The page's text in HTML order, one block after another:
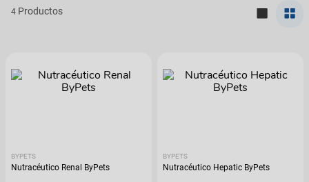
4
BYPETS
Nutracéutico Renal ByPets
BYPETS
Nutracéutico Hepatic ByPets